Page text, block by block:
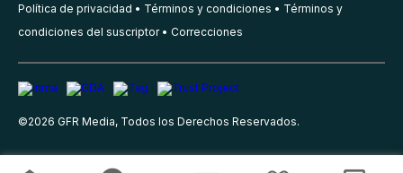
Política de privacidad Términos y condiciones
Términos y
condiciones del suscriptor
Correcciones
©2026 GFR Media, Todos los Derechos Reservados.